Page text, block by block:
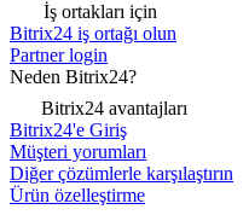
İş ortakları için
Bitrix24 iş ortağı olun
Partner login
Neden Bitrix24?
Bitrix24 avantajları
Bitrix24'e Giriş
Müşteri yorumları
Diğer çözümlerle karşılaştırın
Ürün özelleştirme